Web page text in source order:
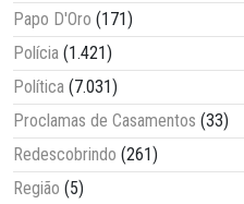
Papo D'Oro (171)
Polícia (1.421)
Política (7.031)
Proclamas de Casamentos (33)
Redescobrindo (261)
Região (5)